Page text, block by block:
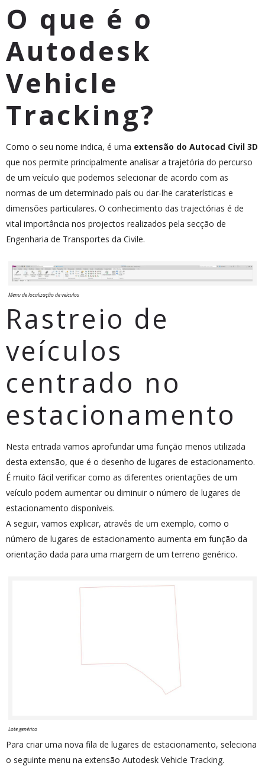
O que é o
Autodesk
Vehicle
Tracking?
Como o seu nome indica, é uma extensão do Autocad Civil 3D
que nos permite principalmente analisar a trajetória do percurso
de um veículo que podemos selecionar de acordo com as
normas de um determinado país ou dar-lhe caraterísticas e
dimensões particulares. O conhecimento das trajectórias é de
vital importância nos projectos realizados pela secção de
Engenharia de Transportes da Civile.
Menu de localização de veículos
Rastreio de
veículos
centrado no
estacionamento
Nesta entrada vamos aprofundar uma função menos utilizada
desta extensão, que é o desenho de lugares de estacionamento.
É muito fácil verificar como as diferentes orientações de um
veículo podem aumentar ou diminuir o número de lugares de
estacionamento disponíveis.
A seguir, vamos explicar, através de um exemplo, como o
número de lugares de estacionamento aumenta em função da
orientação dada para uma margem de um terreno genérico.
Lote genérico
Para criar uma nova fila de lugares de estacionamento, seleciona
o seguinte menu na extensão Autodesk Vehicle Tracking.